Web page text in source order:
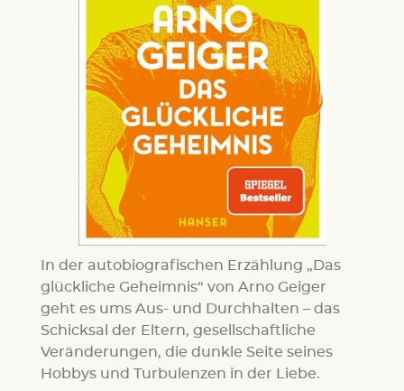
In der autobiografischen Erzählung „Das
glückliche Geheimnis“ von Arno Geiger
geht es ums Aus- und Durchhalten – das
Schicksal der Eltern, gesellschaftliche
Veränderungen, die dunkle Seite seines
Hobbys und Turbulenzen in der Liebe.